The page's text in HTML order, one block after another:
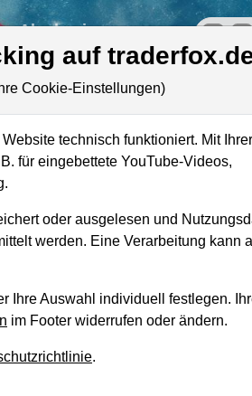
Akademie
Umsatz
geeignet?
auf
Cookie-Einstellungen)
technisch funktioniert. Mit
für eingebettete YouTube-Videos,
oder ausgelesen und
werden. Eine Verarbeitung kann
Ihre Auswahl individuell festlegen.
im Footer widerrufen oder ändern.
.